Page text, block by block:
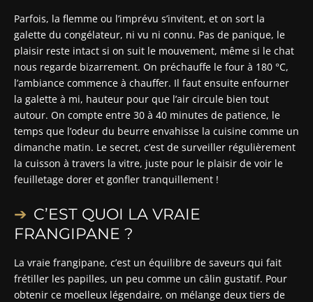
Parfois, la flemme ou l’imprévu s’invitent, et on sort la
galette du congélateur, ni vu ni connu. Pas de panique, le
plaisir reste intact si on suit le mouvement, même si le chat
nous regarde bizarrement. On préchauffe le four à 180 °C,
l’ambiance commence à chauffer. Il faut ensuite enfourner
la galette à mi, hauteur pour que l’air circule bien tout
autour. On compte entre 30 à 40 minutes de patience, le
temps que l’odeur du beurre envahisse la cuisine comme un
dimanche matin. Le secret, c’est de surveiller régulièrement
la cuisson à travers la vitre, juste pour le plaisir de voir le
feuilletage dorer et gonfler tranquillement !
C’EST QUOI LA VRAIE
FRANGIPANE ?
La vraie frangipane, c’est un équilibre de saveurs qui fait
frétiller les papilles, un peu comme un câlin gustatif. Pour
obtenir ce moelleux légendaire, on mélange deux tiers de